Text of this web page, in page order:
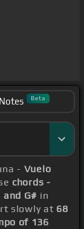
Notes Beta
- Vuelo
chords -
and G# in
slowly at 68
of 136